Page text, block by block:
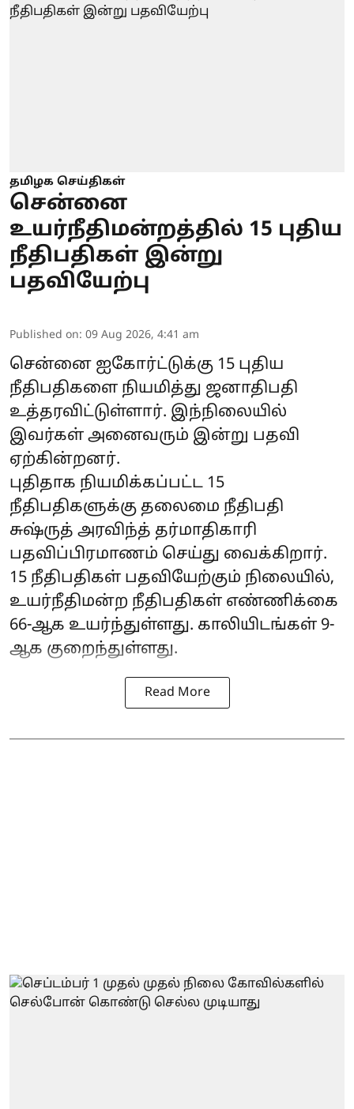
தமிழக செய்திகள்
சென்னை
உயர்நீதிமன்றத்தில் 15 புதிய
நீதிபதிகள் இன்று
பதவியேற்பு
Published on: 09 Aug 2026, 4:41 am
சென்னை ஐகோர்ட்டுக்கு 15 புதிய
நீதிபதிகளை நியமித்து ஜனாதிபதி
உத்தரவிட்டுள்ளார். இந்நிலையில்
இவர்கள் அனைவரும் இன்று பதவி
ஏற்கின்றனர்.
புதிதாக நியமிக்கப்பட்ட 15
நீதிபதிகளுக்கு தலைமை நீதிபதி
சுஷ்ருத் அரவிந்த் தர்மாதிகாரி
பதவிப்பிரமாணம் செய்து வைக்கிறார்.
15 நீதிபதிகள் பதவியேற்கும் நிலையில்,
உயர்நீதிமன்ற நீதிபதிகள் எண்ணிக்கை
66-ஆக உயர்ந்துள்ளது. காலியிடங்கள் 9-
ஆக குறைந்துள்ளது.
Read More